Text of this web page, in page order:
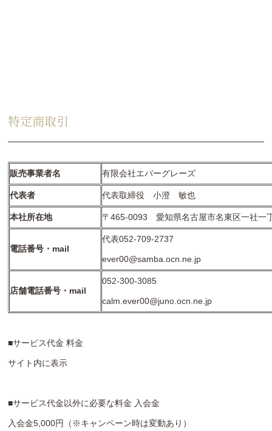
特定商取引
販売事業者名 有限会社エバーグレーズ
代表者 代表取締役 小澄 敏也
本社所在地 〒465-0093 愛知県名古屋市名東区一社
電話番号・mail
代表052-709-2737
ever00@samba.ocn.ne.jp
店舗電話番号・mail
052-300-3085
calm.ever00@juno.ocn.ne.jp
■サービス代金 料金
サイト内に表示
■サービス代金以外に必要な料金 入会金
入会金5,000円（※キャンペーン時は変動あり）